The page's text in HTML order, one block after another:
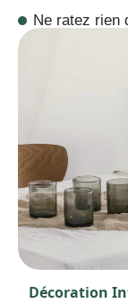
Ne ratez rien
Décoration